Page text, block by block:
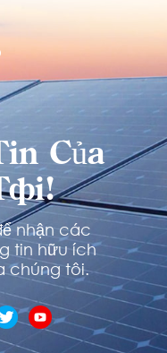
Của
nhận các
tin hữu ích
chúng tôi.